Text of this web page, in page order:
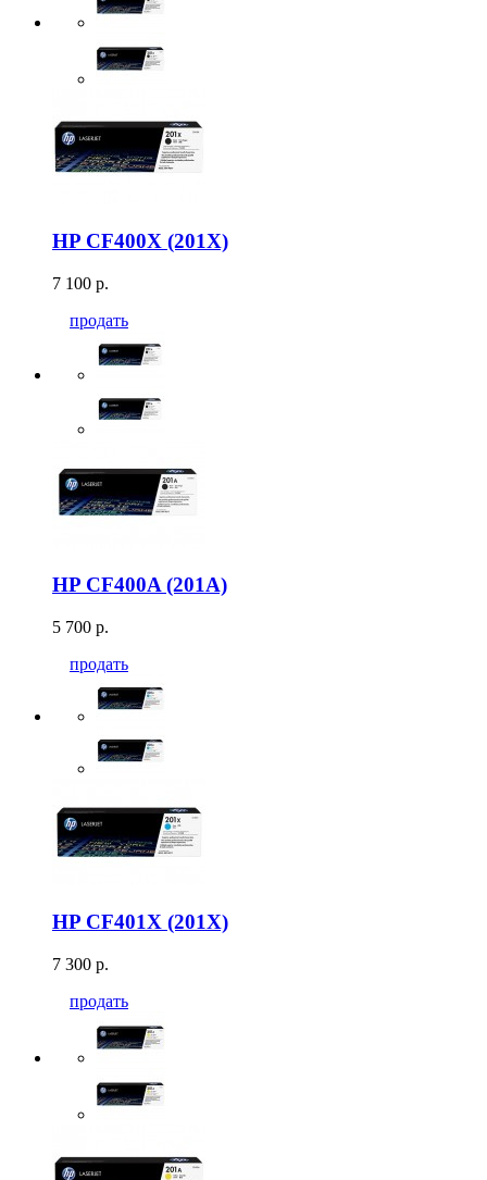
HP CF400X (201X)
7 100 р.
продать
HP CF400A (201A)
5 700 р.
продать
HP CF401X (201X)
7 300 р.
продать